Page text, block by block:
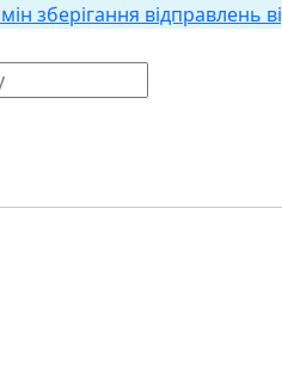
зберігання